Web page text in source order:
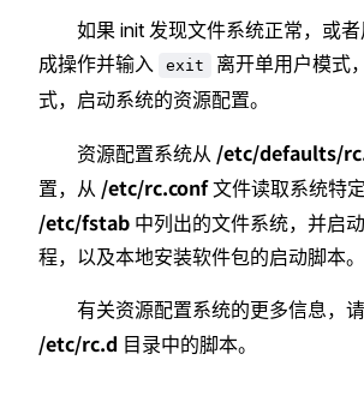
如果 init 发现文件系统正常，或
成操作并输入
exit
离开单用户模式
式，启动系统的资源配置。
资源配置系统从 /etc/defaults/
置，从 /etc/rc.conf文件读取系统特
/etc/fstab 中列出的文件系统，并启
程，以及本地安装软件包的启动脚本。
有关资源配置系统的更多信息，
/etc/rc.d 目录中的脚本。